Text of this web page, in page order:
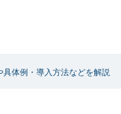
具体例・導入方法などを解説